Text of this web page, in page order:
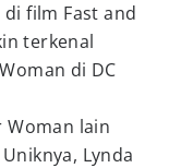
film Fast and
terkenal
di DC
Woman lain
Lynda